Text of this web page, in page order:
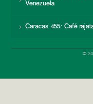
Venezuela
Caracas 455: Café
©